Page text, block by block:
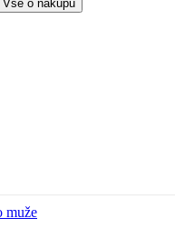
Vše o nákupu
muže